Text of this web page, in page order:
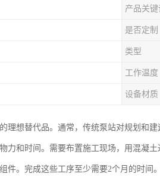
产品关键
是否定制
类型
工作温度
设备材质
理想替代品。通常，传统泵站对规划和
力和时间。需要布置施工现场，用混凝
件。完成这些工序至少需要2个月的时